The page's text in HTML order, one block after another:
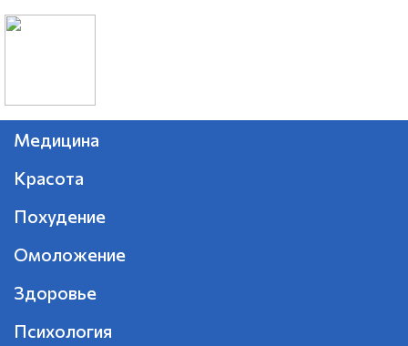
Медицина
Красота
Похудение
Омоложение
Здоровье
Психология